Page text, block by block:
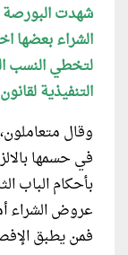
شهدت البورصة
الشراء بعضها
لتخطي النسب
التنفيذية
وقال
في حسمها
بأحكام الباب
عروض الشراء
فمن يطبق